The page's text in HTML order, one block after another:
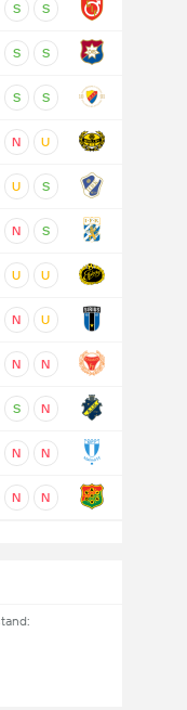
S S
S S
S S
N U
U S
N S
U U
N U
N N
S N
N N
N N